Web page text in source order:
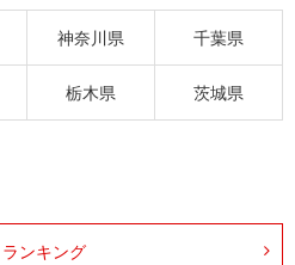
神奈川県 千葉県
栃木県 茨城県
ランキング